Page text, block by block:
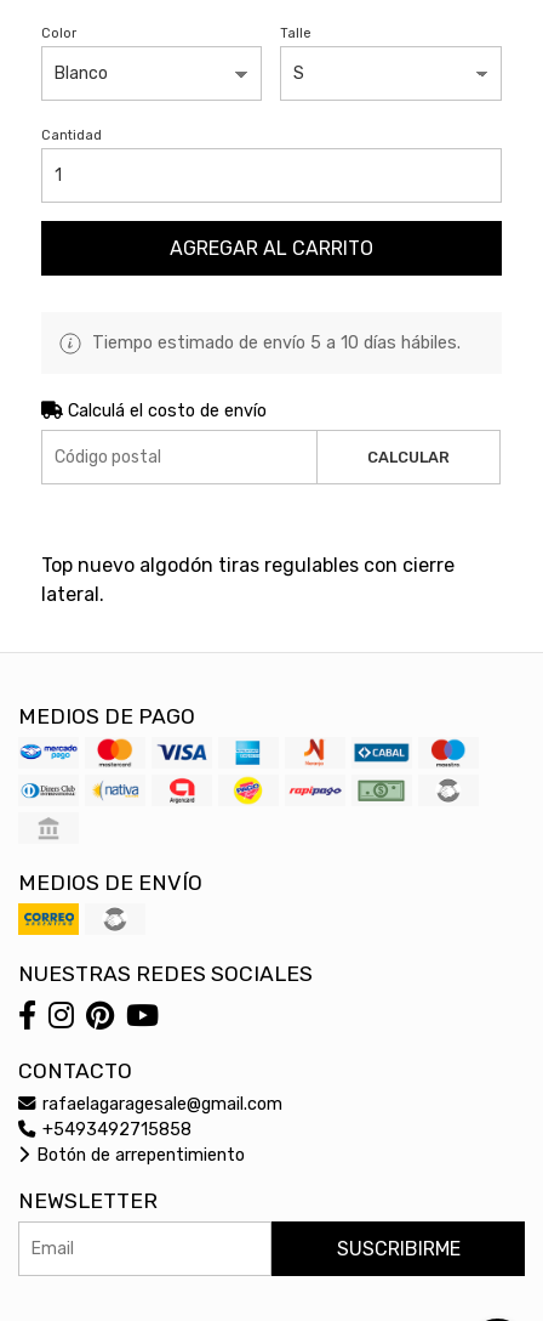
Color Talle
Cantidad
AGREGAR AL CARRITO
Tiempo estimado de envío 5 a 10 días hábiles.
Calculá el costo de envío
CALCULAR
Top nuevo algodón tiras regulables con cierre
lateral.
MEDIOS DE PAGO
MEDIOS DE ENVÍO
NUESTRAS REDES SOCIALES
CONTACTO
rafaelagaragesale@gmail.com
+5493492715858
Botón de arrepentimiento
NEWSLETTER
SUSCRIBIRME